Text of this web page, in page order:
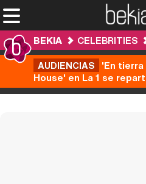
BEKIA CELEBRITIES
AUDIENCIAS 'En tierra
House' en La 1 se